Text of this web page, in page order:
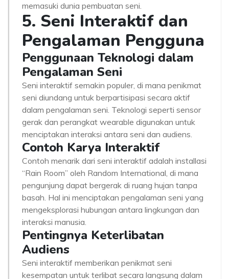
memasuki dunia pembuatan seni.
5. Seni Interaktif dan
Pengalaman Pengguna
Penggunaan Teknologi dalam
Pengalaman Seni
Seni interaktif semakin populer, di mana penikmat
seni diundang untuk berpartisipasi secara aktif
dalam pengalaman seni. Teknologi seperti sensor
gerak dan perangkat wearable digunakan untuk
menciptakan interaksi antara seni dan audiens.
Contoh Karya Interaktif
Contoh menarik dari seni interaktif adalah installasi
“Rain Room” oleh Random International, di mana
pengunjung dapat bergerak di ruang hujan tanpa
basah. Hal ini menciptakan pengalaman seni yang
mengeksplorasi hubungan antara lingkungan dan
interaksi manusia.
Pentingnya Keterlibatan
Audiens
Seni interaktif memberikan penikmat seni
kesempatan untuk terlibat secara langsung dalam